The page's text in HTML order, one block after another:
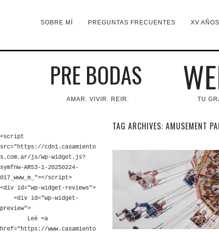
SOBRE MÍ PREGUNTAS FRECUENTES XV
PRE BODAS
AMAR. VIVIR. REIR. TU
<script
src="https://cdn1.casamiento
s.com.ar/js/wp-widget.js?
symfnw-AR53-1-20250224-
017_www_m_"></script>
<div id="wp-widget-reviews">
preview">
href="https://www.casamiento
TAG ARCHIVES: AMUSEMENT